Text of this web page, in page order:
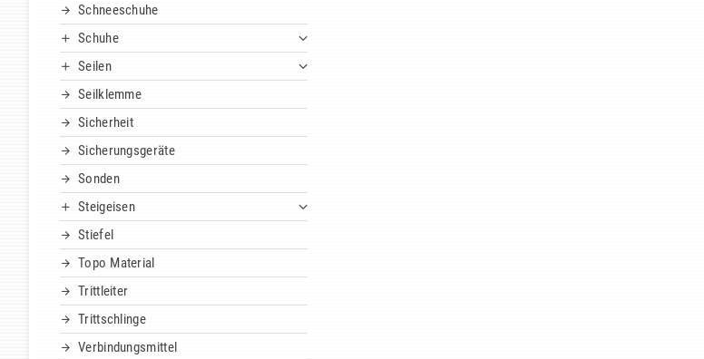
Schneeschuhe
Schuhe
Seilen
Seilklemme
Sicherheit
Sicherungsgeräte
Sonden
Steigeisen
Stiefel
Topo Material
Trittleiter
Trittschlinge
Verbindungsmittel